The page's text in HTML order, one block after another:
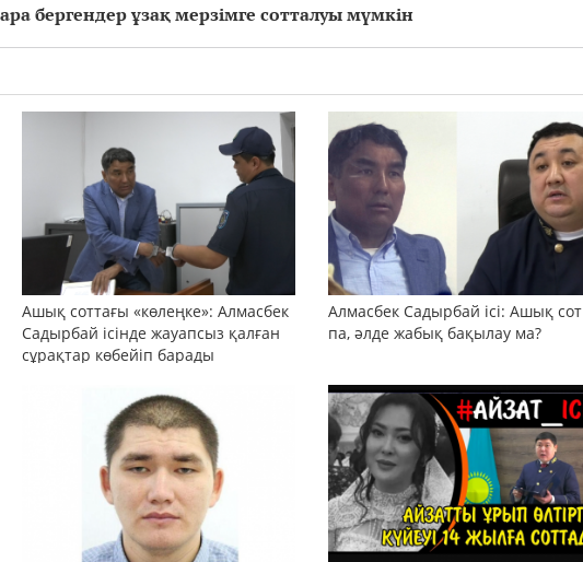
бергендер ұзақ мерзімге сотталуы мүмкін
Ашық соттағы «көлеңке»: Алмасбек
Садырбай ісінде жауапсыз қалған
сұрақтар көбейіп барады
Алмасбек Садырбай ісі: Ашық сот
па, әлде жабық бақылау ма?